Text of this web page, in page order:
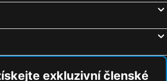
Hôtel
Hôtel du Petit Louvre
exkluzivní členské